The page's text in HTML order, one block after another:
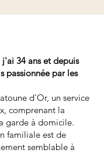
j'ai 34 ans et depuis
passionnée par les
d'Or, un service
comprenant la
garde à domicile.
familiale est de
semblable à